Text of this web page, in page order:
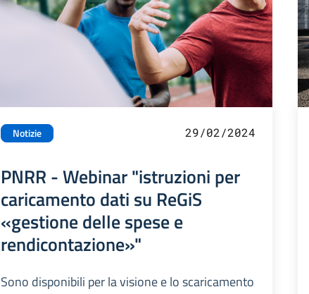
Notizie 29/02/2024
PNRR - Webinar "istruzioni per
caricamento dati su ReGiS
«gestione delle spese e
rendicontazione»"
Sono disponibili per la visione e lo scaricamento